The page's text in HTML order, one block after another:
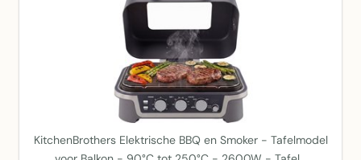
KitchenBrothers Elektrische BBQ en Smoker - Tafelmodel